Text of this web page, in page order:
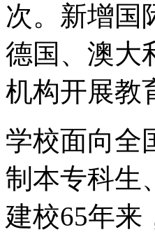
次。新增国
德国、澳大
机构开展教
学校面向全
制本专科生
建校65年来